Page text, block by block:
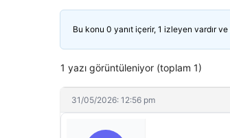
Bu konu 0 yanıt içerir, 1 izleyen vardır ve
1 yazı görüntüleniyor (toplam 1)
31/05/2026: 12:56 pm